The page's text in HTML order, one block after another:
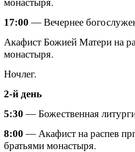
монастыря.
17:00 — Вечернее
Акафист Божией Матери на
монастыря.
Ночлег.
2-й день
5:30 — Божественная
8:00— Акафист на распев
братьями монастыря.